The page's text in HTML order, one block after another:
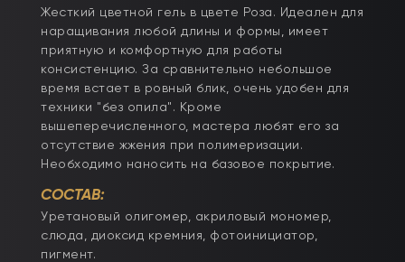
Жесткий цветной гель в цвете Роза. Идеален для
наращивания любой длины и формы, имеет
приятную и комфортную для работы
консистенцию. За сравнительно небольшое
время встает в ровный блик, очень удобен для
техники "без опила". Кроме
вышеперечисленного, мастера любят его за
отсутствие жжения при полимеризации.
Необходимо наносить на базовое покрытие.
СОСТАВ:
Уретановый олигомер, акриловый мономер,
слюда, диоксид кремния, фотоинициатор,
пигмент.